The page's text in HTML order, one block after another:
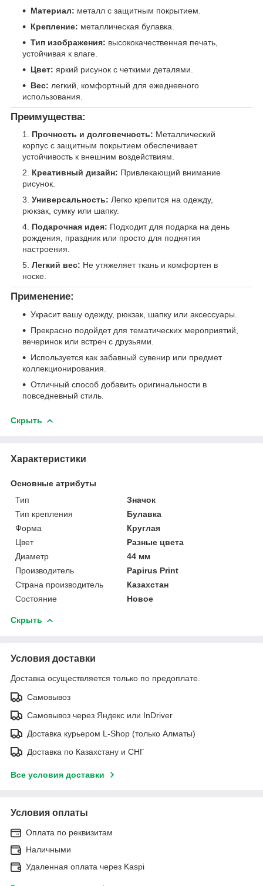
Материал: металл с защитным покрытием.
Крепление: металлическая булавка.
Тип изображения: высококачественная печать,
устойчивая к влаге.
Цвет: яркий рисунок с четкими деталями.
Вес: легкий, комфортный для ежедневного
использования.
Преимущества:
Прочность и долговечность: Металлический
корпус с защитным покрытием обеспечивает
устойчивость к внешним воздействиям.
Креативный дизайн: Привлекающий внимание
рисунок.
Универсальность: Легко крепится на одежду,
рюкзак, сумку или шапку.
Подарочная идея: Подходит для подарка на день
рождения, праздник или просто для поднятия
настроения.
Легкий вес: Не утяжеляет ткань и комфортен в
носке.
Применение:
Украсит вашу одежду, рюкзак, шапку или аксессуары.
Прекрасно подойдет для тематических мероприятий,
вечеринок или встреч с друзьями.
Используется как забавный сувенир или предмет
коллекционирования.
Отличный способ добавить оригинальности в
повседневный стиль.
Скрыть
Характеристики
Основные атрибуты
Тип
Значок
Тип крепления
Булавка
Форма
Круглая
Цвет
Разные цвета
Диаметр
44 мм
Производитель
Papirus Print
Страна производитель
Казахстан
Состояние
Новое
Скрыть
Условия доставки
Доставка осуществляется только по предоплате.
Самовывоз
Самовывоз через Яндекс или InDriver
Доставка курьером L-Shop (только Алматы)
Доставка по Казахстану и СНГ
Все условия доставки
Условия оплаты
Оплата по реквизитам
Наличными
Удаленная оплата через Kaspi